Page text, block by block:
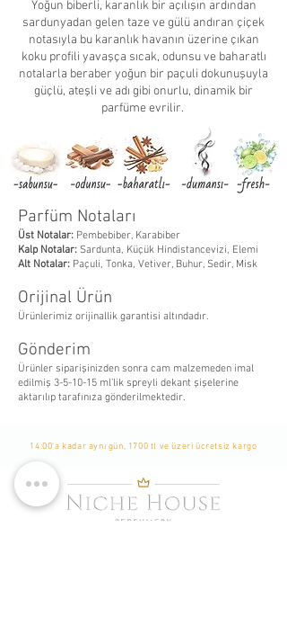
Yoğun biberli, karanlık bir açılışın ardından
sardunyadan gelen taze ve gülü andıran çiçek
notasıyla bu karanlık havanın üzerine çıkan
koku profili yavaşça sıcak, odunsu ve baharatlı
notalarla beraber yoğun bir paçuli dokunuşuyla
güçlü, ateşli ve adı gibi onurlu, dinamik bir
parfüme evrilir.
Parfüm Notaları
Üst Notalar: Pembebiber, Karabiber
Kalp Notalar: Sardunta, Küçük Hindistancevizi, Elemi
Alt Notalar: Paçuli, Tonka, Vetiver, Buhur, Sedir, Misk
Orijinal Ürün
Ürünlerimiz orijinallik garantisi altındadır.
Gönderim
Ürünler siparişinizden sonra cam malzemeden imal
edilmiş 3-5-10-15 ml’lik spreyli dekant şişelerine
aktarılıp tarafınıza gönderilmektedir.
14:00'a kadar aynı gün, 1700 tl ve üzeri ücretsiz kargo